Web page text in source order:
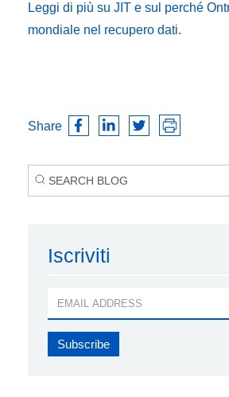
Leggi di più su JIT e sul perché
mondiale nel recupero dati.
Share
Iscriviti